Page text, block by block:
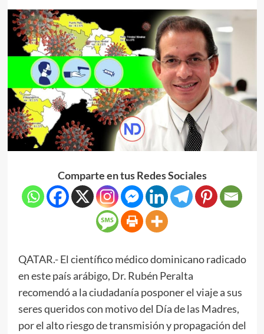
Comparte en tus Redes Sociales
QATAR.- El científico médico dominicano radicado
en este país arábigo, Dr. Rubén Peralta
recomendó a la ciudadanía posponer el viaje a sus
seres queridos con motivo del Día de las Madres,
por el alto riesgo de transmisión y propagación del